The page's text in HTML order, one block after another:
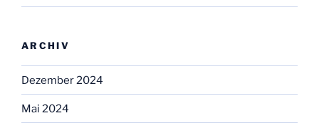
ARCHIV
Dezember 2024
Mai 2024